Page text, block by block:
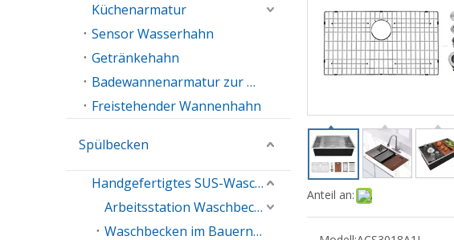
Küchenarmatur
Sensor Wasserhahn
Getränkehahn
Badewannenarmatur zur Wandmontage
Freistehender Wannenhahn
Spülbecken
Handgefertigtes SUS-Waschbecken
Arbeitsstation Waschbecken
Waschbecken im Bauernhaus
Anteil an: